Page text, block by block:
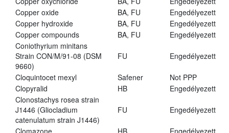
Copper oxide
BA, FU
Engedélyezett
Copper hydroxide
BA, FU
Engedélyezett
Copper compounds
BA, FU
Engedélyezett
Coniothyrium minitans
Strain CON/M/91-08 (DSM
9660)
FU Engedélyezett
Cloquintocet mexyl Safener
Not PPP
Clopyralid
HB
Engedélyezett
Clonostachys rosea strain
J1446 (Gliocladium
catenulatum strain J1446)
FU Engedélyezett